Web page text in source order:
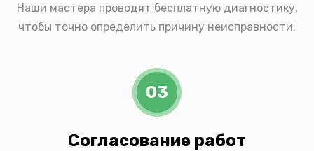
Наши мастера проводят бесплатную диагностику,
чтобы точно определить причину неисправности.
03
Согласование работ